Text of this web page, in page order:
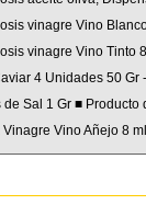
vinagre Vino
vinagre Vino Tinto
4 Unidades 50 Gr
de Sal 1 Gr ■
Vinagre Vino Añejo 8